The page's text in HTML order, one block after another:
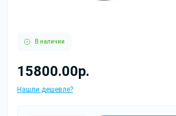
В наличии
15800.00р.
Нашли дешевле?